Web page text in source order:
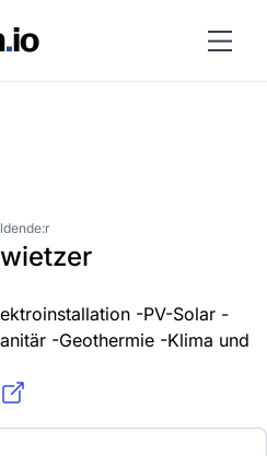
-PV-Solar -
-Geothermie -Klima und